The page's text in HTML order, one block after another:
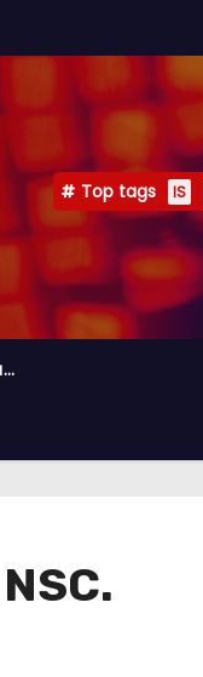
Top tags IS